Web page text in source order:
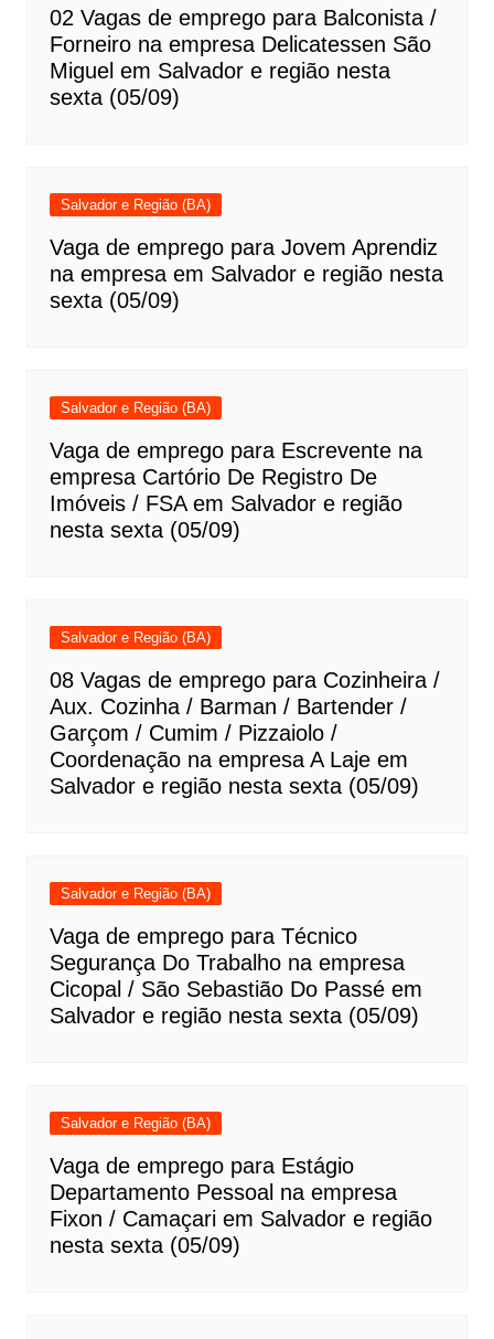
02 Vagas de emprego para Balconista /
Forneiro na empresa Delicatessen São
Miguel em Salvador e região nesta
sexta (05/09)
Salvador e Região (BA)
Vaga de emprego para Jovem Aprendiz
na empresa em Salvador e região nesta
sexta (05/09)
Salvador e Região (BA)
Vaga de emprego para Escrevente na
empresa Cartório De Registro De
Imóveis / FSA em Salvador e região
nesta sexta (05/09)
Salvador e Região (BA)
08 Vagas de emprego para Cozinheira /
Aux. Cozinha / Barman / Bartender /
Garçom / Cumim / Pizzaiolo /
Coordenação na empresa A Laje em
Salvador e região nesta sexta (05/09)
Salvador e Região (BA)
Vaga de emprego para Técnico
Segurança Do Trabalho na empresa
Cicopal / São Sebastião Do Passé em
Salvador e região nesta sexta (05/09)
Salvador e Região (BA)
Vaga de emprego para Estágio
Departamento Pessoal na empresa
Fixon / Camaçari em Salvador e região
nesta sexta (05/09)